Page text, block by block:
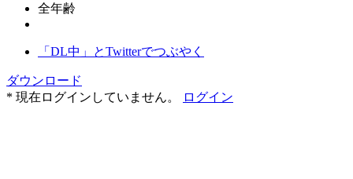
全年齢
「DL中」とTwitterでつぶやく
ダウンロード
* 現在ログインしていません。
ログイン